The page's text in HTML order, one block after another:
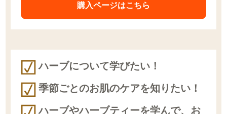
購入ページはこちら
ハーブについて学びたい！
季節ごとのお肌のケアを知りたい！
ハーブやハーブティーを学んで、お